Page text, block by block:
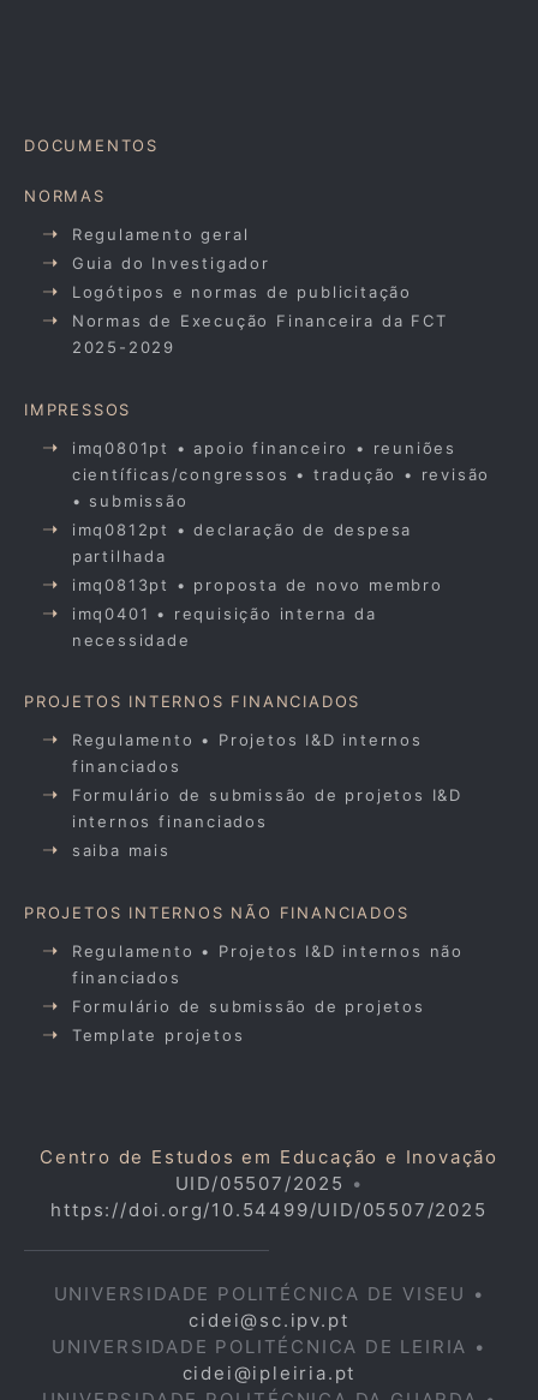
DOCUMENTOS
NORMAS
Regulamento geral
Guia do Investigador
Logótipos e normas de publicitação
Normas de Execução Financeira da FCT
2025-2029
IMPRESSOS
imq0801pt • apoio financeiro • reuniões
científicas/congressos • tradução • revisão
• submissão
imq0812pt • declaração de despesa
partilhada
imq0813pt • proposta de novo membro
imq0401 • requisição interna da
necessidade
PROJETOS INTERNOS FINANCIADOS
Regulamento • Projetos I&D internos
financiados
Formulário de submissão de projetos I&D
internos financiados
saiba mais
PROJETOS INTERNOS NÃO FINANCIADOS
Regulamento • Projetos I&D internos não
financiados
Formulário de submissão de projetos
Template projetos
Centro de Estudos em Educação e Inovação
UID/05507/2025 •
https://doi.org/10.54499/UID/05507/2025
UNIVERSIDADE POLITÉCNICA DE VISEU •
cidei@sc.ipv.pt
UNIVERSIDADE POLITÉCNICA DE LEIRIA •
cidei@ipleiria.pt